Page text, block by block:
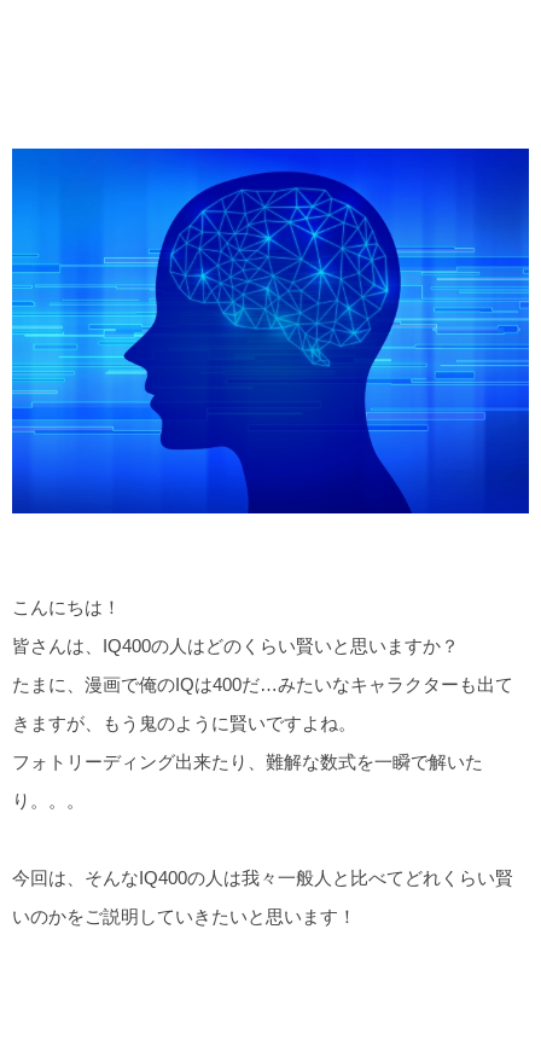
こんにちは！
皆さんは、IQ400の人はどのくらい賢いと思いますか？
たまに、漫画で俺のIQは400だ…みたいなキャラクターも出て
きますが、もう鬼のように賢いですよね。
フォトリーディング出来たり、難解な数式を一瞬で解いた
り。。。
今回は、そんなIQ400の人は我々一般人と比べてどれくらい賢
いのかをご説明していきたいと思います！